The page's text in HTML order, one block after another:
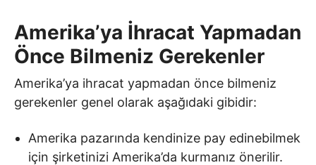
Amerika’ya İhracat Yapmadan
Önce Bilmeniz Gerekenler
Amerika’ya ihracat yapmadan önce bilmeniz
gerekenler genel olarak aşağıdaki gibidir:
Amerika pazarında kendinize pay edinebilmek
için şirketinizi Amerika’da kurmanız önerilir.